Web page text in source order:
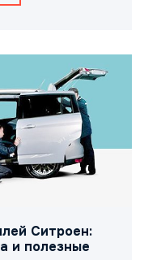
Ситроен:
и полезные